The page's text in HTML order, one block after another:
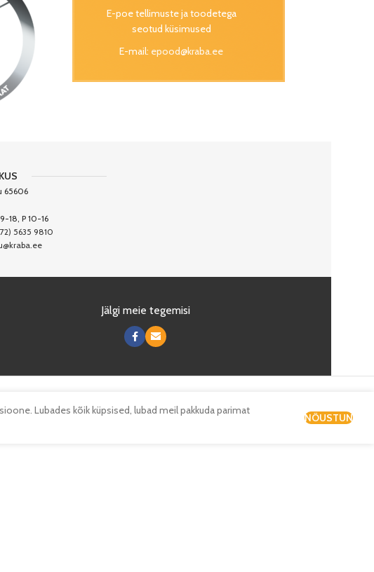
E-poe tellimuste ja toodetega
seotud küsimused
E-mail: epood@kraba.ee
65606
18, P 10-16
5635 9810
Jälgi meie tegemisi
Lubades kõik küpsised, lubad meil pakkuda parimat
NÕUSTUN